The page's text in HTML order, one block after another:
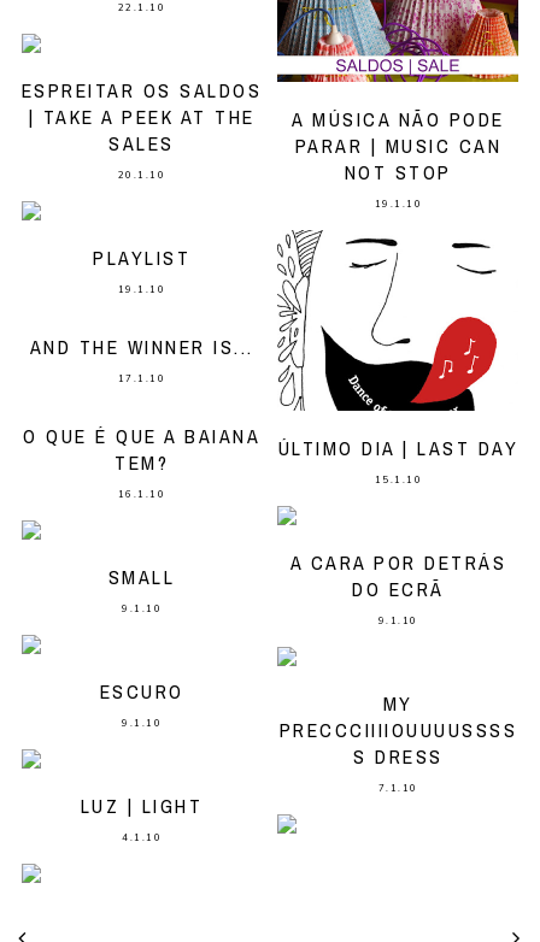
22.1.10
ESPREITAR OS SALDOS
| TAKE A PEEK AT THE
SALES
20.1.10
A MÚSICA NÃO PODE
PARAR | MUSIC CAN
NOT STOP
19.1.10
PLAYLIST
19.1.10
AND THE WINNER IS...
17.1.10
O QUE É QUE A BAIANA
TEM?
16.1.10
ÚLTIMO DIA | LAST DAY
15.1.10
A CARA POR DETRÁS
DO ECRÃ
9.1.10
SMALL
9.1.10
ESCURO
9.1.10
MY
PRECCCIIIIOUUUUSSSS
S DRESS
7.1.10
LUZ | LIGHT
4.1.10